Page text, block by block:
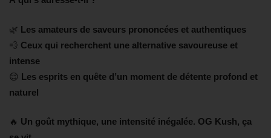
🌿 Les amateurs de saveurs prononcées et authentiques
💨 Ceux qui recherchent une alternative savoureuse et
intense
😌 Les esprits en quête d’un moment de détente profond et
naturel
🔥 Un goût mythique, une intensité inégalée. OG Kush, ça